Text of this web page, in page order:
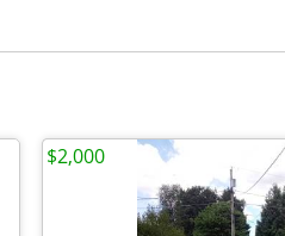
$2,000